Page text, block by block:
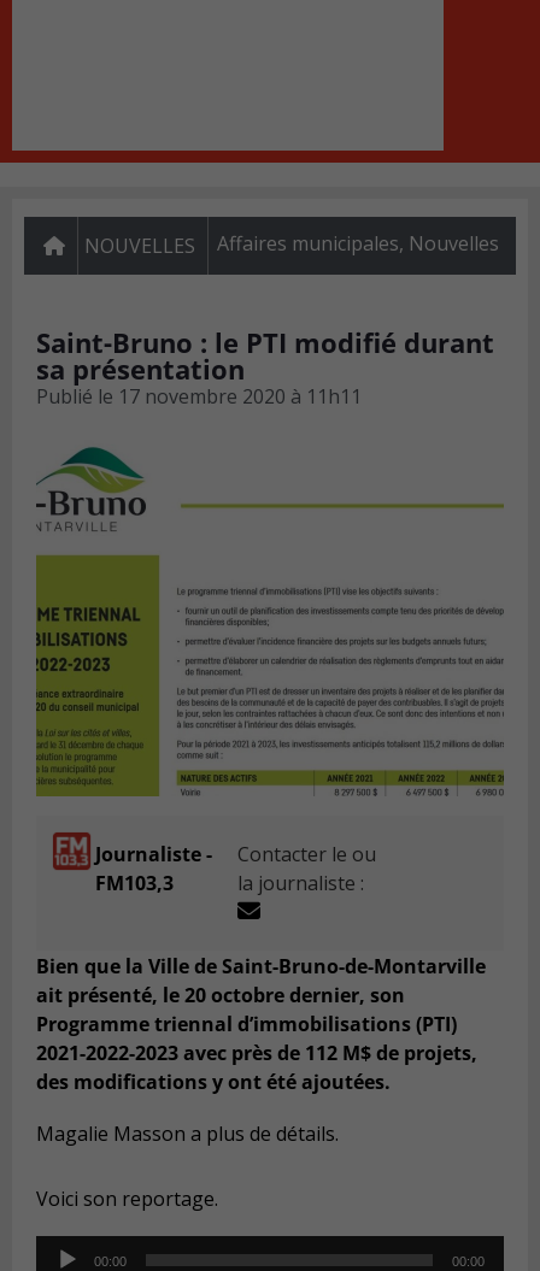
NOUVELLES Affaires municipales, Nouvelles
Saint-Bruno : le PTI modifié durant
sa présentation
Publié le 17 novembre 2020 à 11h11
Journaliste -
FM103,3
Contacter le ou
la journaliste :
Bien que la Ville de Saint-Bruno-de-Montarville
ait présenté, le 20 octobre dernier, son
Programme triennal d’immobilisations (PTI)
2021-2022-2023 avec près de 112 M$ de projets,
des modifications y ont été ajoutées.
Magalie Masson a plus de détails.
Voici son reportage.
Audio
00:00 00:00